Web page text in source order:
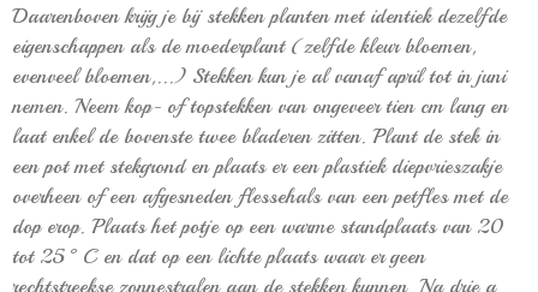
Daarenboven krijg je bij stekken planten met identiek dezelfde
eigenschappen als de moederplant (zelfde kleur bloemen,
evenveel bloemen,...) Stekken kun je al vanaf april tot in juni
nemen. Neem kop- of topstekken van ongeveer tien cm lang en
laat enkel de bovenste twee bladeren zitten. Plant de stek in
een pot met stekgrond en plaats er een plastiek diepvrieszakje
overheen of een afgesneden flessehals van een petfles met de
dop erop. Plaats het potje op een warme standplaats van 20
tot 25°C en dat op een lichte plaats waar er geen
rechtstreekse zonnestralen aan de stekken kunnen. Na drie a